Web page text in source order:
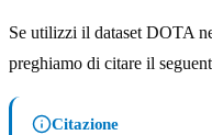
Se utilizzi il dataset DOTA
preghiamo di citare il
Citazione